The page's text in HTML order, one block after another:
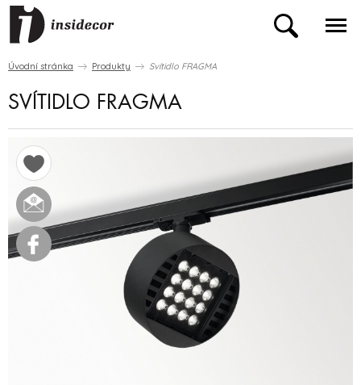
Úvodní stránka Produkty Svítidlo FRAGMA
SVÍTIDLO FRAGMA